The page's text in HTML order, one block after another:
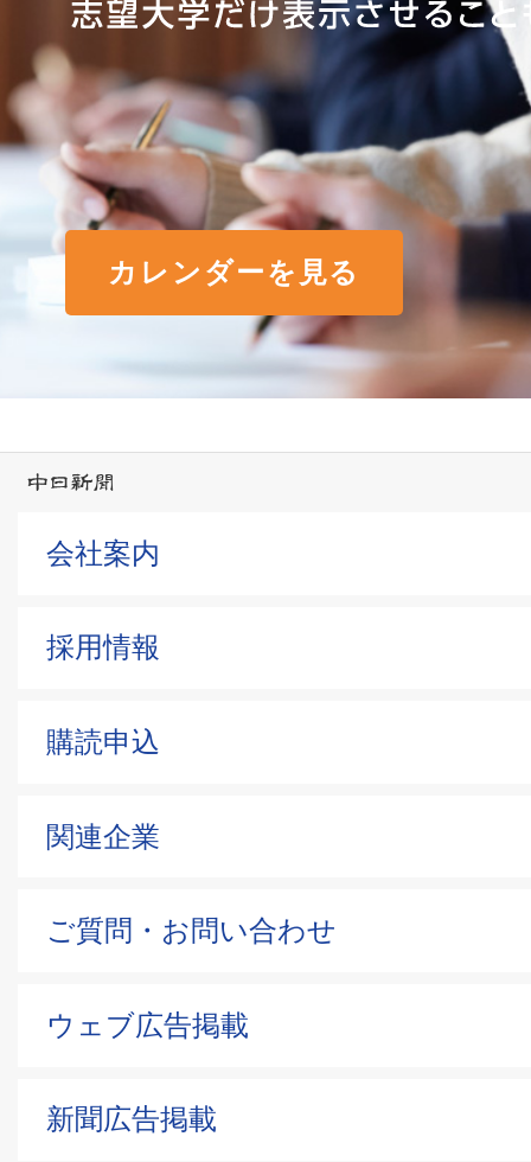
カレンダーを見る
会社案内
採用情報
購読申込
関連企業
ご質問・お問い合わせ
ウェブ広告掲載
新聞広告掲載